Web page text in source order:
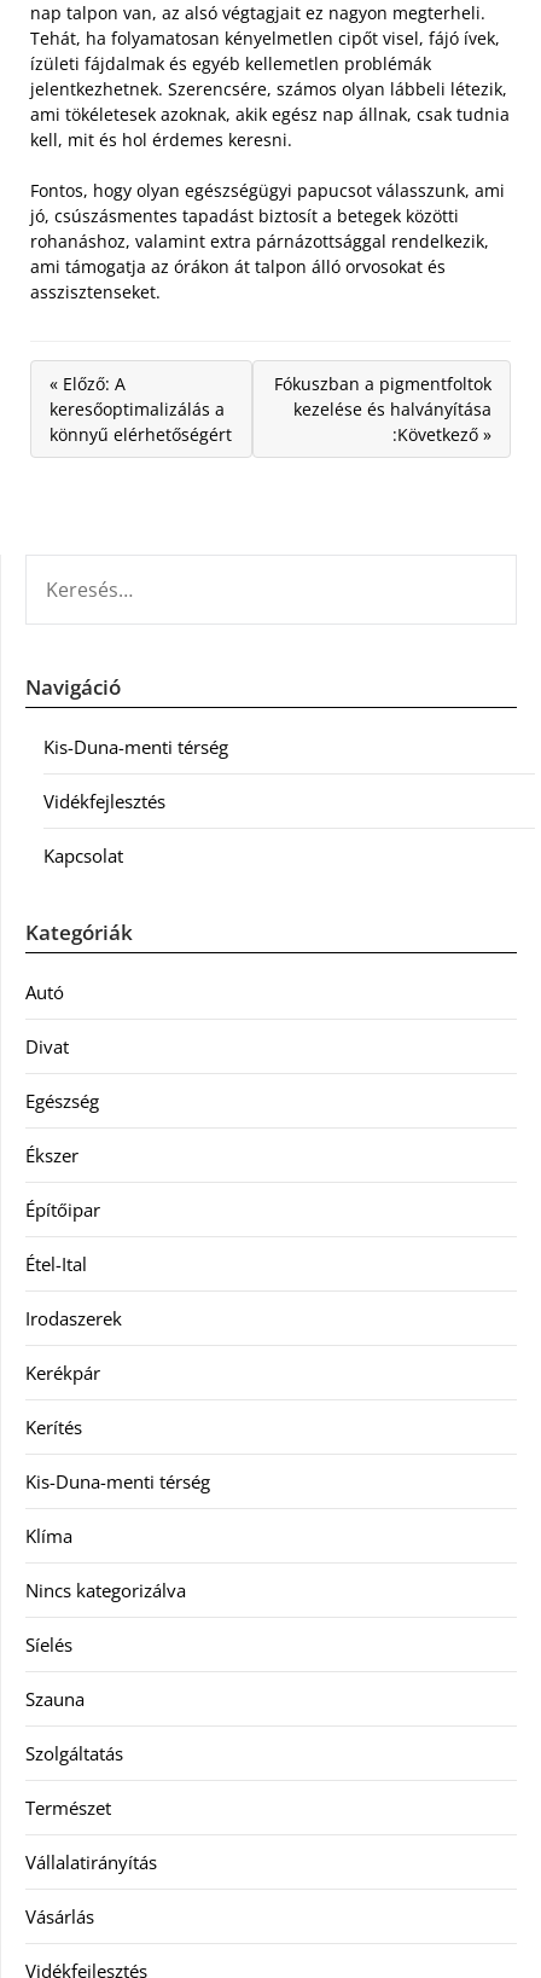
nap talpon van, az alsó végtagjait ez nagyon megterheli.
Tehát, ha folyamatosan kényelmetlen cipőt visel, fájó ívek,
ízületi fájdalmak és egyéb kellemetlen problémák
jelentkezhetnek. Szerencsére, számos olyan lábbeli létezik,
ami tökéletesek azoknak, akik egész nap állnak, csak tudnia
kell, mit és hol érdemes keresni.
Fontos, hogy olyan egészségügyi papucsot válasszunk, ami
jó, csúszásmentes tapadást biztosít a betegek közötti
rohanáshoz, valamint extra párnázottsággal rendelkezik,
ami támogatja az órákon át talpon álló orvosokat és
asszisztenseket.
« Előző: A
keresőoptimalizálás a
könnyű elérhetőségért
Fókuszban a pigmentfoltok
kezelése és halványítása
:Következő »
Navigáció
Kis-Duna-menti térség
Vidékfejlesztés
Kapcsolat
Kategóriák
Autó
Divat
Egészség
Ékszer
Építőipar
Étel-Ital
Irodaszerek
Kerékpár
Kerítés
Kis-Duna-menti térség
Klíma
Nincs kategorizálva
Síelés
Szauna
Szolgáltatás
Természet
Vállalatirányítás
Vásárlás
Vidékfejlesztés